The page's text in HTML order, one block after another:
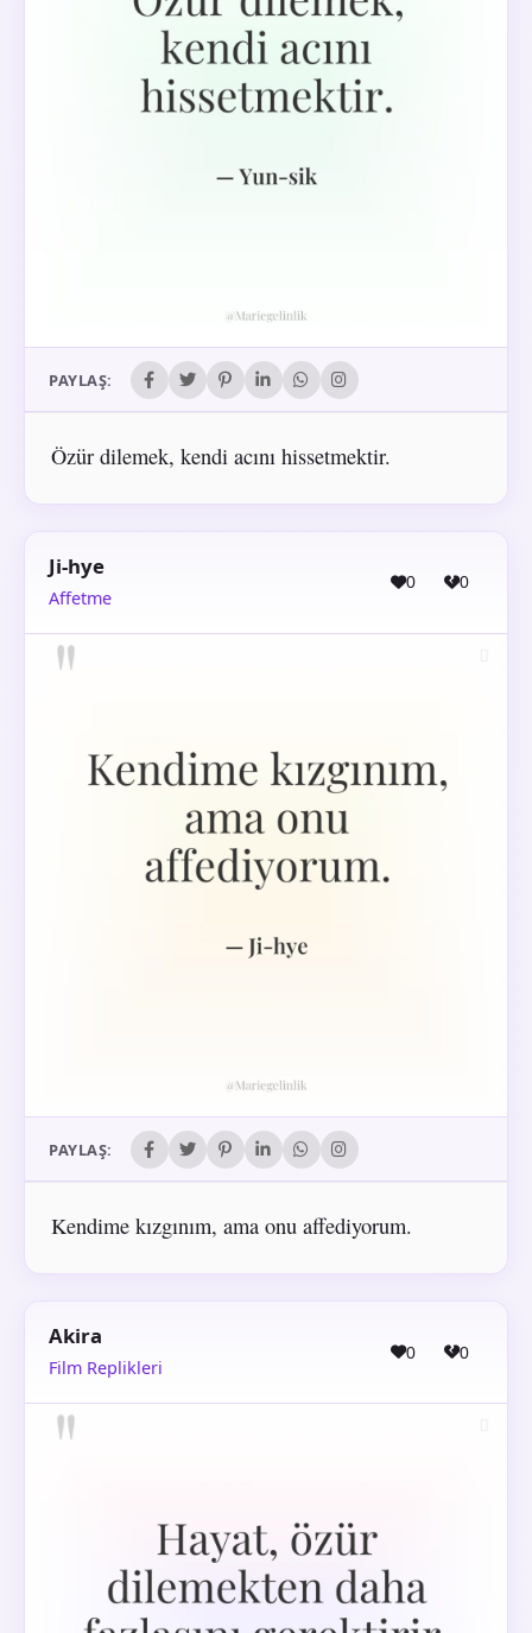
PAYLAŞ:
Özür dilemek, kendi acını hissetmektir.
Ji-hye
Affetme
0 0
PAYLAŞ:
Kendime kızgınım, ama onu affediyorum.
Akira
Film Replikleri
0 0